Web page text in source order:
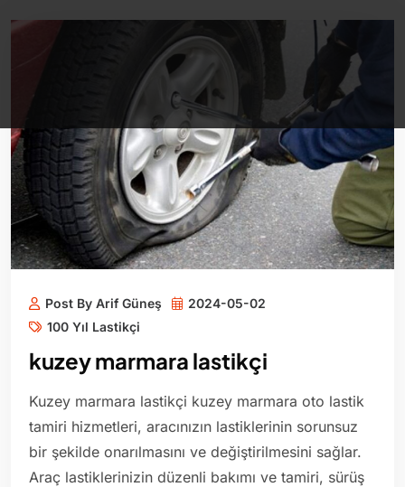
Post By Arif Güneş
2024-05-02
100 Yıl Lastikçi
kuzey marmara lastikçi
Kuzey marmara lastikçi kuzey marmara oto lastik
tamiri hizmetleri, aracınızın lastiklerinin sorunsuz
bir şekilde onarılmasını ve değiştirilmesini sağlar.
Araç lastiklerinizin düzenli bakımı ve tamiri, sürüş